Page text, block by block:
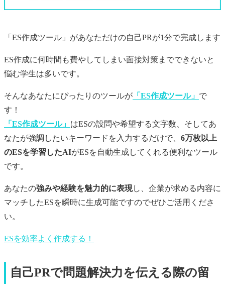
「ES作成ツール」があなただけの自己PRが1分で完成します
ES作成に何時間も費やしてしまい面接対策までできないと
悩む学生は多いです。
そんなあなたにぴったりのツールが 「ES作成ツール」 で
す！
「ES作成ツール」 はESの設問や希望する文字数、そしてあ
なたが強調したいキーワードを入力するだけで、 6万枚以上
のESを学習したAIがESを自動生成してくれる便利なツール
です。
あなたの強みや経験を魅力的に表現し、企業が求める内容に
マッチしたESを瞬時に生成可能ですのでぜひご活用くださ
い。
ESを効率よく作成する！
自己PRで問題解決力を伝える際の留